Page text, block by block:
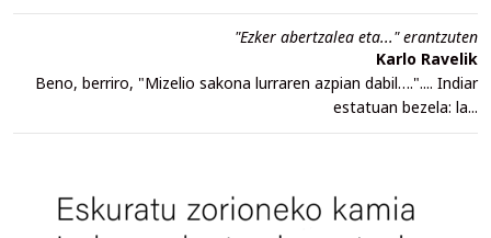
"Ezker abertzalea eta..." erantzuten
Karlo Ravelik
Beno, berriro, "Mizelio sakona lurraren azpian dabil….".... Indiar
estatuan bezela: la...